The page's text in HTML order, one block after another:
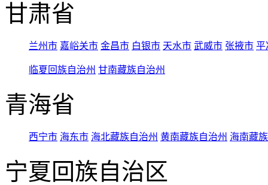
甘肃省
兰州市 嘉峪关市 金昌市 白银市 天水市 武威市 张掖市 平
临夏回族自治州 甘南藏族自治州
青海省
西宁市 海东市 海北藏族自治州 黄南藏族自治州 海南藏
宁夏回族自治区